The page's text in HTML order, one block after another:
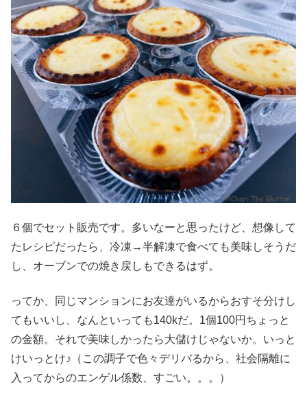
６個でセット販売です。多いなーと思ったけど、想像して
たレシピだったら、冷凍→半解凍で食べても美味しそうだ
し、オーブンでの焼き戻しもできるはず。
ってか、同じマンションにお友達がいるからおすそ分けし
てもいいし、なんといっても140kだ。1個100円ちょっと
の金額。それで美味しかったら大儲けじゃないか。いっと
けいっとけ♪（この調子で色々デリバるから、社会隔離に
入ってからのエンゲル係数、すごい。。。）